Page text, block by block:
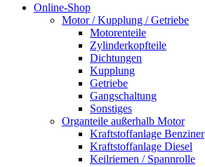
Online-Shop
Motor / Kupplung / Getriebe
Motorenteile
Zylinderkopfteile
Dichtungen
Kupplung
Getriebe
Gangschaltung
Sonstiges
Organteile außerhalb Motor
Kraftstoffanlage Benziner
Kraftstoffanlage Diesel
Keilriemen / Spannrolle